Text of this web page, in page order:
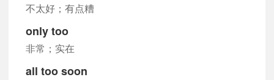
不太好；有点糟
only too
非常；实在
all too soon